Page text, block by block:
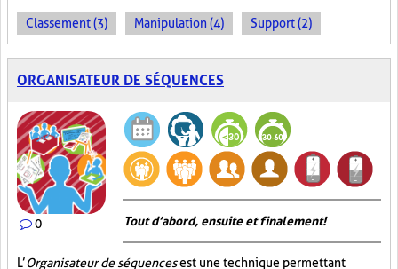
Classement (3) Manipulation (4) Support (2)
ORGANISATEUR DE SÉQUENCES
0 Tout d’abord, ensuite et finalement!
L’Organisateur de séquencesest une technique permettant